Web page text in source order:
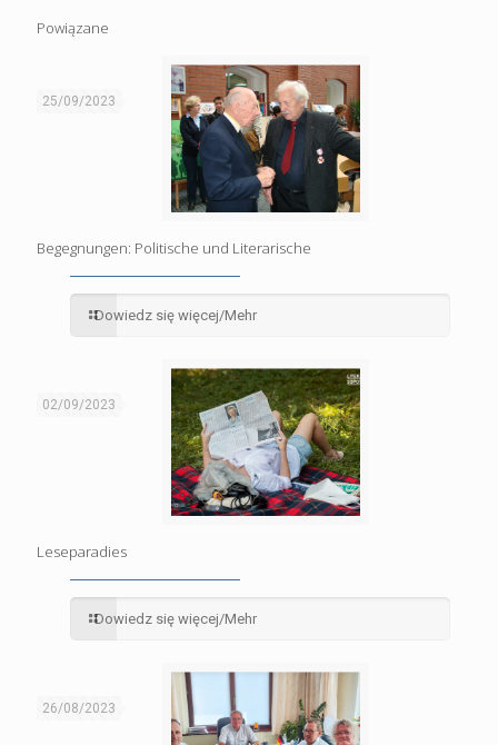
Powiązane
25/09/2023
Begegnungen: Politische und Literarische
Dowiedz się więcej/Mehr
02/09/2023
Leseparadies
Dowiedz się więcej/Mehr
26/08/2023